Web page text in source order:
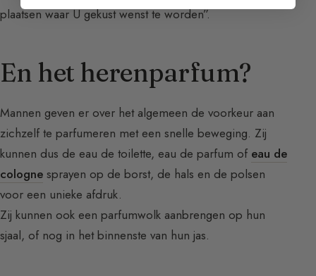
plaatsen waar U gekust wenst te worden”.
En het herenparfum?
Mannen geven er over het algemeen de voorkeur aan
zichzelf te parfumeren met een snelle beweging. Zij
kunnen dus de eau de toilette, eau de parfum of eau de
cologne sprayen op de borst, de hals en de polsen
voor een unieke afdruk.
Zij kunnen ook een parfumwolk aanbrengen op hun
sjaal, of nog in het binnenste van hun jas.